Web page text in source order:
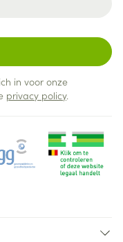
in voor onze
privacy policy.